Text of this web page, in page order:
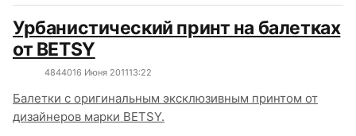
Урбанистический принт на балетках
от BETSY
4844016 Июня 201113:22
Балетки с оригинальным эксклюзивным принтом от
дизайнеров марки BETSY.